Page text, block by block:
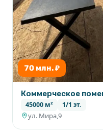
70 млн. ₽
Коммерческое
45000 м² 1/1 эт.
ул. Мира,9